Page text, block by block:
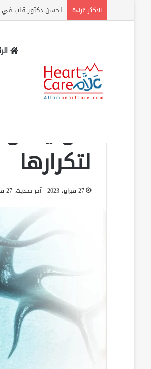
الأكثر قراءة احسن دكتور قلب في
الرئيسية»أمراض الشرايين
لتكرارها
27 فبراير، 2023 آخر تحديث: 27 فبراير، 2023